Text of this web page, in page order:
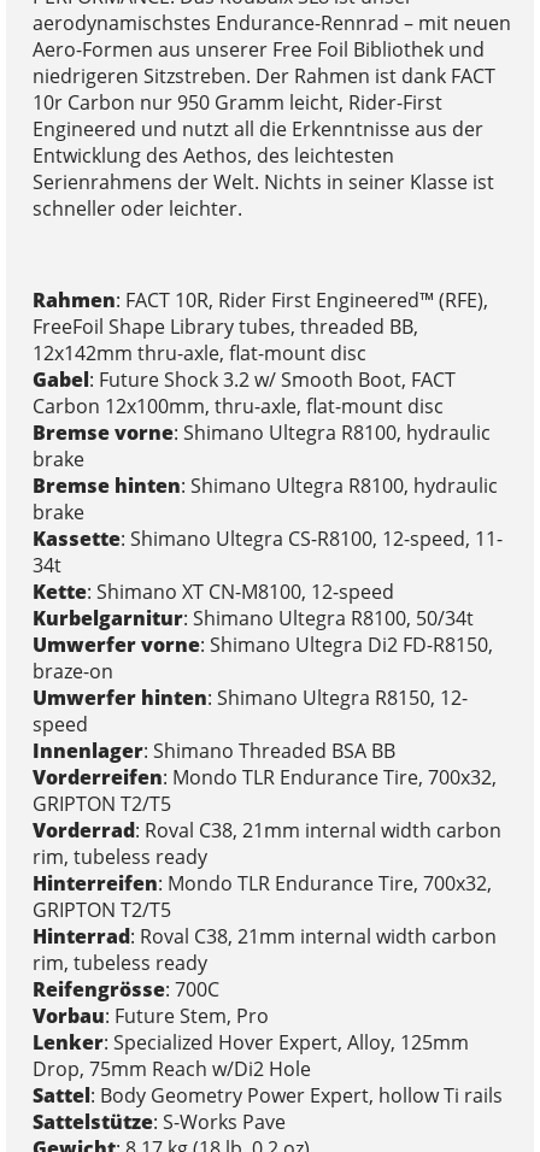
aerodynamischstes Endurance-Rennrad – mit neuen
Aero-Formen aus unserer Free Foil Bibliothek und
niedrigeren Sitzstreben. Der Rahmen ist dank FACT
10r Carbon nur 950 Gramm leicht, Rider-First
Engineered und nutzt all die Erkenntnisse aus der
Entwicklung des Aethos, des leichtesten
Serienrahmens der Welt. Nichts in seiner Klasse ist
schneller oder leichter.
Rahmen: FACT 10R, Rider First Engineered™ (RFE),
FreeFoil Shape Library tubes, threaded BB,
12x142mm thru-axle, flat-mount disc
Gabel: Future Shock 3.2 w/ Smooth Boot, FACT
Carbon 12x100mm, thru-axle, flat-mount disc
Bremse vorne: Shimano Ultegra R8100, hydraulic
brake
Bremse hinten: Shimano Ultegra R8100, hydraulic
brake
Kassette: Shimano Ultegra CS-R8100, 12-speed, 11-
34t
Kette: Shimano XT CN-M8100, 12-speed
Kurbelgarnitur: Shimano Ultegra R8100, 50/34t
Umwerfer vorne: Shimano Ultegra Di2 FD-R8150,
braze-on
Umwerfer hinten: Shimano Ultegra R8150, 12-
speed
Innenlager: Shimano Threaded BSA BB
Vorderreifen: Mondo TLR Endurance Tire, 700x32,
GRIPTON T2/T5
Vorderrad: Roval C38, 21mm internal width carbon
rim, tubeless ready
Hinterreifen: Mondo TLR Endurance Tire, 700x32,
GRIPTON T2/T5
Hinterrad: Roval C38, 21mm internal width carbon
rim, tubeless ready
Reifengrösse: 700C
Vorbau: Future Stem, Pro
Lenker: Specialized Hover Expert, Alloy, 125mm
Drop, 75mm Reach w/Di2 Hole
Sattel: Body Geometry Power Expert, hollow Ti rails
Sattelstütze: S-Works Pave